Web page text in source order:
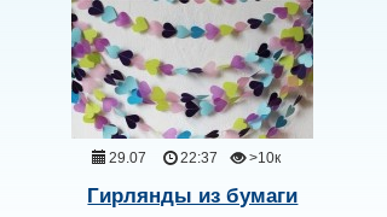
29.07 22:37 >10к
Гирлянды из бумаги